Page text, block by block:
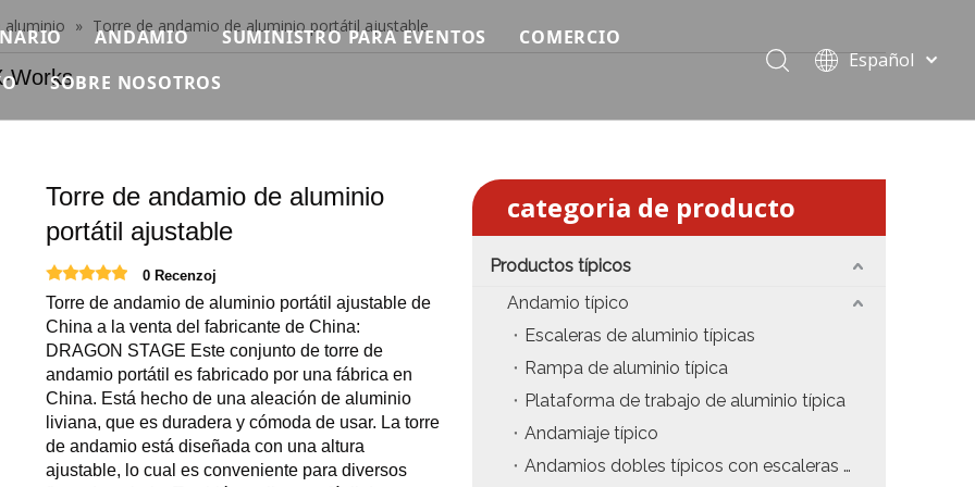
africanas
modular
Escenario de hierro
Etapa redonda
Escenario cuadrado
Escenario de pista
Escenario al aire libre
Productos de escenario relevantes
ANDAMIO
Andamio individual
Andamio Doble Con Escalera Subida
Andamio doble con escalera de mano
Andamio doble con escalera de 45 grados.
Escaleras de aluminio
Plataforma de trabajo de aluminio
SUMINISTRO PARA EVENTOS
Mesas y Sillas para Eventos
Pantalla LED para eventos
Suministros para eventos
Necesidades de eventos de fiesta
COMERCIO
Precio de la etapa del evento
Precio del armazón de iluminación estándar
Precio de la armadura del techo
Precio de productos relevantes de armadura
Precio de iluminación de escenario
Precio del sonido del escenario
Precio de necesidades de eventos
SOBRE NOSOTROS
Exposición
Noticias
Contáctenos
Español
Pусский
العربية
aluminio » Torre de andamio de aluminio portátil ajustable
Torre de andamio de aluminio
portátil ajustable
0 Recenzoj
Torre de andamio de aluminio portátil ajustable de
China a la venta del fabricante de China:
DRAGON STAGE Este conjunto de torre de
andamio portátil es fabricado por una fábrica en
China. Está hecho de una aleación de aluminio
liviana, que es duradera y cómoda de usar. La torre
de andamio está diseñada con una altura
ajustable, lo cual es conveniente para diversos
categoria de producto
Productos típicos
Andamio típico
Escaleras de aluminio típicas
Rampa de aluminio típica
Plataforma de trabajo de aluminio típica
Andamiaje típico
Andamios dobles típicos con escaleras colgantes